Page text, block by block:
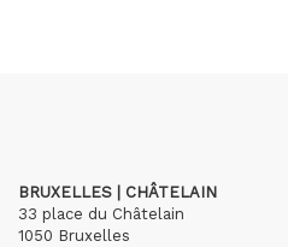
BRUXELLES | CHÂTELAIN
33 place du Châtelain
1050 Bruxelles